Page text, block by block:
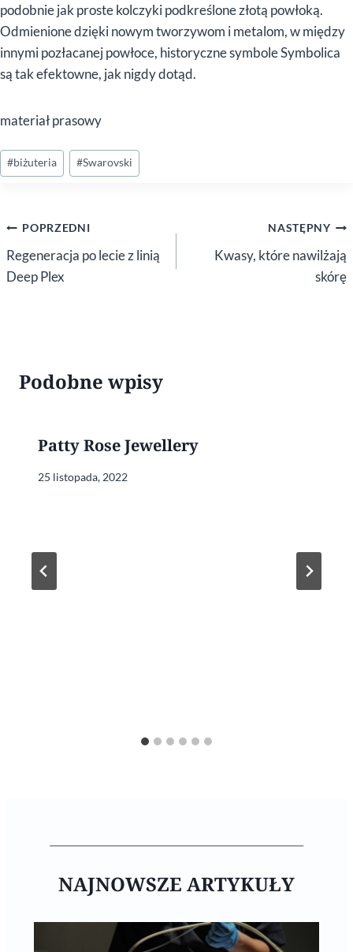
podobnie jak proste kolczyki podkreślone złotą powłoką.
Odmienione dzięki nowym tworzywom i metalom, w między
innymi pozłacanej powłoce, historyczne symbole Symbolica
są tak efektowne, jak nigdy dotąd.
materiał prasowy
Tagi
wpisu:
#biżuteria #Swarovski
Nawigacja
wpisu
POPRZEDNI
Regeneracja po lecie z linią
Deep Plex
NASTĘPNY
Kwasy, które nawilżają
skórę
Podobne wpisy
Patty Rose Jewellery
25 listopada, 2022
NAJNOWSZE ARTYKUŁY